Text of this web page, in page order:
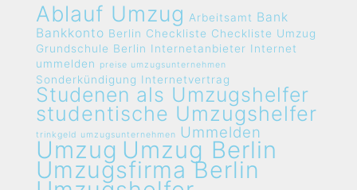
Ablauf Umzug Arbeitsamt Bank
Bankkonto Berlin Checkliste Checkliste Umzug
Grundschule Berlin Internetanbieter Internet
ummelden
preise umzugsunternehmen
Sonderkündigung Internetvertrag
Studenen als Umzugshelfer
studentische Umzugshelfer
trinkgeld umzugsunternehmen Ummelden
Umzug Umzug Berlin
Umzugsfirma Berlin